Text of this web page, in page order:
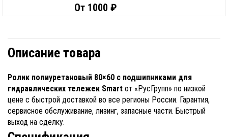
От 1000 ₽
Описание товара
Ролик полиуретановый 80×60 с подшипниками для
гидравлических тележек Smart от «РусГрупп» по низкой
цене с быстрой доставкой во все регионы России. Гарантия,
сервисное обслуживание, лизинг, запасные части. Быстрый
выход на сделку.